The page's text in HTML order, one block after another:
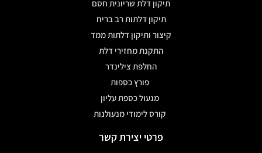
תיקון דלת שריונית חסם
תיקון דלתות רב בריח
קיצור ותיקון דלתות ממד
התקנת מחזירי דלת
החלפת צילינדר
פורץ כספות
מנעול כספת עליון
קורס לימודי מנעולנות
פרטי יצירת קשר